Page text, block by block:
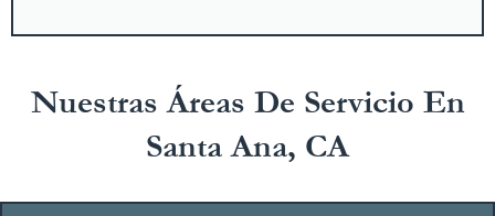
Nuestras Áreas De Servicio En
Santa Ana, CA